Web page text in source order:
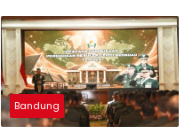
Kota Bandung di SMK
Muhammadiyah 3
Bandung
Bandung